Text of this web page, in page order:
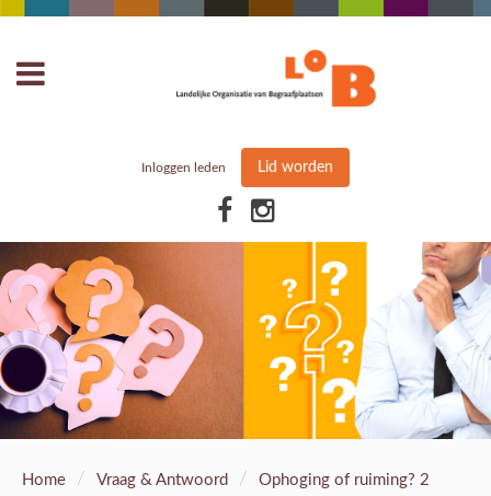
Inloggen leden Lid worden
Home / Vraag & Antwoord / Ophoging of ruiming? 2